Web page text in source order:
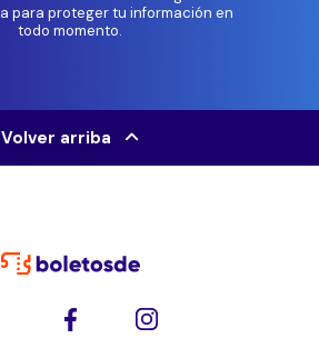
para proteger tu información en
todo momento.
Volver arriba